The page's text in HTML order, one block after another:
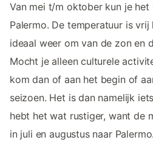
Van mei t/m oktober kun je het
Palermo. De temperatuur is
ideaal weer om van de zon en
Mocht je alleen culturele
kom dan of aan het begin of
seizoen. Het is dan namelijk
hebt het wat rustiger, want de
in juli en augustus naar Palermo.